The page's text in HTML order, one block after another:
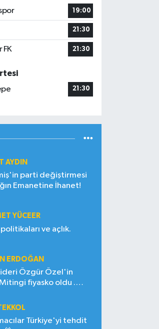
19:00
21:30
FK 21:30
21:30
AYDIN
parti değiştirmesi
Emanetine İhanet!
YÜCEER
politikaları ve açlık.
ERDOĞAN
Özgür Özel'in
Mitingi fiyasko oldu .
Türkiye'yi tehdit